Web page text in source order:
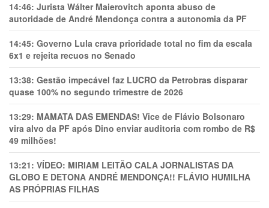
14:46: Jurista Wálter Maierovitch aponta abuso de
autoridade de André Mendonça contra a autonomia da PF
14:45: Governo Lula crava prioridade total no fim da escala
6x1 e rejeita recuos no Senado
13:38: Gestão impecável faz LUCRO da Petrobras disparar
quase 100% no segundo trimestre de 2026
13:29: MAMATA DAS EMENDAS! Vice de Flávio Bolsonaro
vira alvo da PF após Dino enviar auditoria com rombo de R$
49 milhões!
13:21: VÍDEO: MIRIAM LEITÃO CALA JORNALISTAS DA
GLOBO E DETONA ANDRÉ MENDONÇA!! FLÁVIO HUMILHA
AS PRÓPRIAS FILHAS